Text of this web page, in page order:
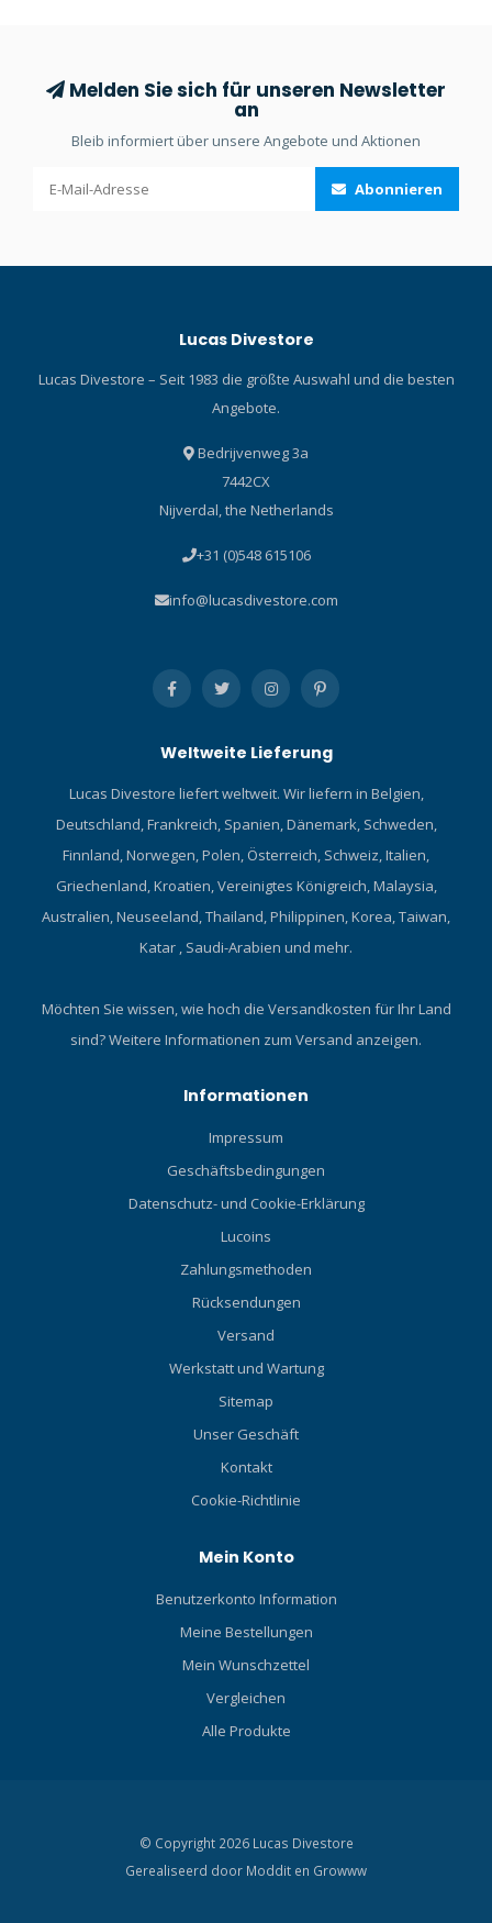
Melden Sie sich für unseren Newsletter
an
Bleib informiert über unsere Angebote und Aktionen
Abonnieren
Lucas Divestore
Lucas Divestore – Seit 1983 die größte Auswahl und die besten
Angebote.
Bedrijvenweg 3a
7442CX
Nijverdal, the Netherlands
+31 (0)548 615106
info@lucasdivestore.com
Weltweite Lieferung
Lucas Divestore liefert weltweit. Wir liefern in Belgien,
Deutschland, Frankreich, Spanien, Dänemark, Schweden,
Finnland, Norwegen, Polen, Österreich, Schweiz, Italien,
Griechenland, Kroatien, Vereinigtes Königreich, Malaysia,
Australien, Neuseeland, Thailand, Philippinen, Korea, Taiwan,
Katar , Saudi-Arabien und mehr.
Möchten Sie wissen, wie hoch die Versandkosten für Ihr Land
sind?Weitere Informationen zum Versand anzeigen.
Informationen
Impressum
Geschäftsbedingungen
Datenschutz- und Cookie-Erklärung
Lucoins
Zahlungsmethoden
Rücksendungen
Versand
Werkstatt und Wartung
Sitemap
Unser Geschäft
Kontakt
Cookie-Richtlinie
Mein Konto
Benutzerkonto Information
Meine Bestellungen
Mein Wunschzettel
Vergleichen
Alle Produkte
© Copyright 2026 Lucas Divestore
Gerealiseerd door Moddit en Growww